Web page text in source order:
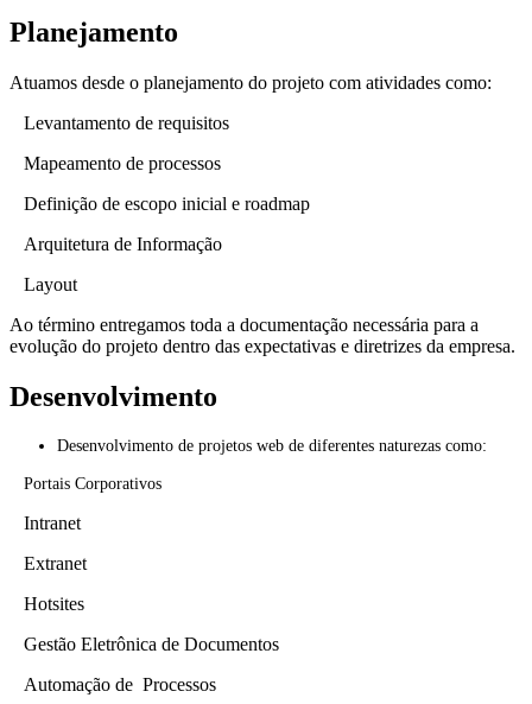
Planejamento
Atuamos desde o planejamento do projeto com atividades como:
Levantamento de requisitos
Mapeamento de processos
Definição de escopo inicial e roadmap
Arquitetura de Informação
Layout
Ao término entregamos toda a documentação necessária para a
evolução do projeto dentro das expectativas e diretrizes da empresa.
Desenvolvimento
Desenvolvimento de projetos web de diferentes naturezas como:
Portais Corporativos
Intranet
Extranet
Hotsites
Gestão Eletrônica de Documentos
Automação de Processos